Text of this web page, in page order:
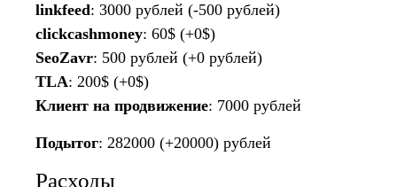
linkfeed: 3000 рублей (-500 рублей)
clickcashmoney: 60$ (+0$)
SeoZavr: 500 рублей (+0 рублей)
TLA: 200$ (+0$)
Клиент на продвижение: 7000 рублей
Подытог: 282000 (+20000) рублей
Расходы